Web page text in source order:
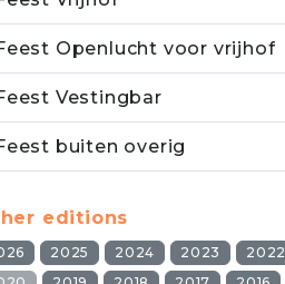
Openlucht voor vrijhof
Vestingbar
buiten overig
editions
2025 2024 2023 2022